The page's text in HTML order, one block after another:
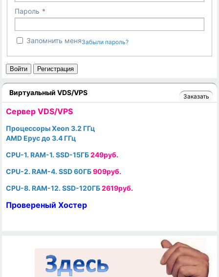
Пароль
Запомнить меняЗабыли пароль?
Войти Регистрация
Виртуальный VDS/VPS Заказать
Cервер VDS/VPS
Процессоры Xeon 3.2 ГГц
AMD Epyc до 3.4 ГГц
CPU-1. RAM-1. SSD-15ГБ249руб.
CPU-2. RAM-4. SSD 60ГБ909руб.
CPU-8. RAM-12. SSD-120ГБ2619руб.
Провереный Хостер